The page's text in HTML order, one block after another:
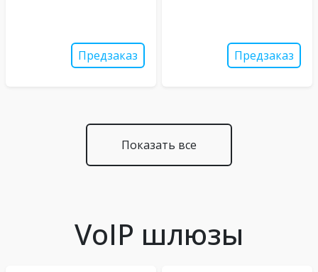
Предзаказ Предзаказ
Показать все
VoIP шлюзы